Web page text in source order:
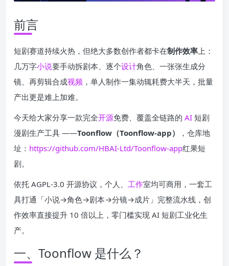
前言
短剧赛道持续火热，但绝大多数创作者都卡在制作效率 上：
几万字小说要手动拆剧本、逐个设计角色、一张张生成分
镜、再剪辑合成视频 ，单人制作一集动辄耗费大半天，批量
产出更是难上加难。
今天给大家分享一款完全开源免费、覆盖全链路的 AI 短剧
漫剧生产工具 ——Toonflow（Toonflow-app）
，仓库地
址： https://github.com/HBAI-Ltd/Toonflow-app红果短
剧。
依托 AGPL-3.0 开源协议，个人、 工作室均可商用，一套工
具打通「小说→角色→剧本→分镜→成片」完整流水线，创
作效率直接提升 10 倍以上，零门槛实现 AI 短剧工业化生
产。
一、Toonflow 是什么？